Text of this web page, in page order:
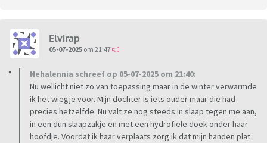
Elvirap
05-07-2025 om 21:47
Nehalennia schreef op 05-07-2025 om 21:40:
Nu wellicht niet zo van toepassing maar in de winter verwarmde
ik het wiegje voor. Mijn dochter is iets ouder maar die had
precies hetzelfde. Nu valt ze nog steeds in slaap tegen me aan,
in een dun slaapzakje en met een hydrofiele doek onder haar
hoofdje. Voordat ik haar verplaats zorg ik dat mijn handen plat